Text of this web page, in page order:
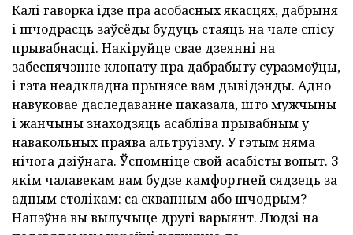
Калі гаворка ідзе пра асобасных якасцях, дабрыня
і шчодрасць заўсёды будуць стаяць на чале спісу
прывабнасці. Накіруйце свае дзеянні на
забеспячэнне клопату пра дабрабыту суразмоўцы,
і гэта неадкладна прынясе вам дывідэнды. Адно
навуковае даследаванне паказала, што мужчыны
і жанчыны знаходзяць асабліва прывабным у
навакольных праява альтруізму. У гэтым няма
нічога дзіўнага. Ўспомніце свой асабісты вопыт. З
якім чалавекам вам будзе камфортней сядзець за
адным столікам: са сквапным або шчодрым?
Напэўна вы вылучыце другі варыянт. Людзі на